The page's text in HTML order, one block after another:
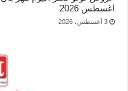
اغسطس 2026
3 أغسطس، 2026